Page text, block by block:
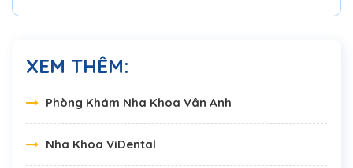
XEM THÊM:
Phòng Khám Nha Khoa Vân Anh
Nha Khoa ViDental